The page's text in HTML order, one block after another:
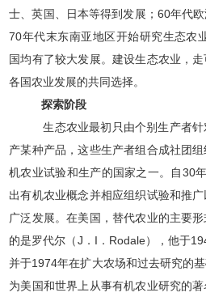
士、英国、日本等得到发展；60年代
70年代末东南亚地区开始研究生态农
国均有了较大发展。建设生态农业，
各国农业发展的共同选择。
探索阶段
生态农业最初只由个别生产者针
产某种产品，这些生产者组合成社团
机农业试验和生产的国家之一。自30
出有机农业概念并相应组织试验和推
广泛发展。在美国，替代农业的主要
的是罗代尔（J．I．Rodale），他于
并于1974年在扩大农场和过去研究的
为美国和世界上从事有机农业研究的